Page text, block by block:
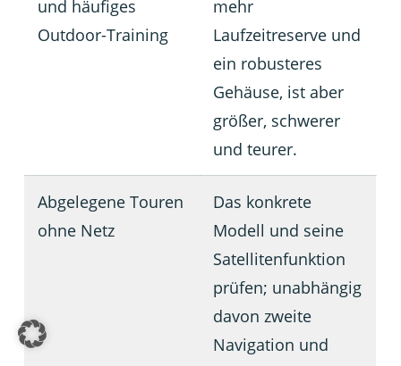
und häufiges
Outdoor-Training
mehr
Laufzeitreserve und
ein robusteres
Gehäuse, ist aber
größer, schwerer
und teurer.
Abgelegene Touren
ohne Netz
Das konkrete
Modell und seine
Satellitenfunktion
prüfen; unabhängig
davon zweite
Navigation und